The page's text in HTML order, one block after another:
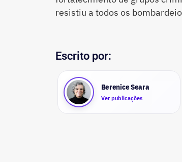
resistiu a todos os
Escrito por:
Berenice Seara
Ver publicações